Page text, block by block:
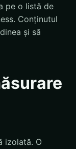
pe o listă de
Conținutul
și să
izolată. O